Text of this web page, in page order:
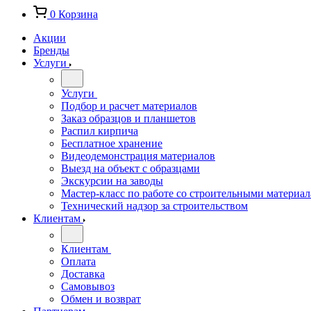
0 Корзина
Акции
Бренды
Услуги
Услуги
Подбор и расчет материалов
Заказ образцов и планшетов
Распил кирпича
Бесплатное хранение
Видеодемонстрация материалов
Выезд на объект с образцами
Экскурсии на заводы
Мастер-класс по работе со строительными
Технический надзор за строительством
Клиентам
Клиентам
Оплата
Доставка
Самовывоз
Обмен и возврат